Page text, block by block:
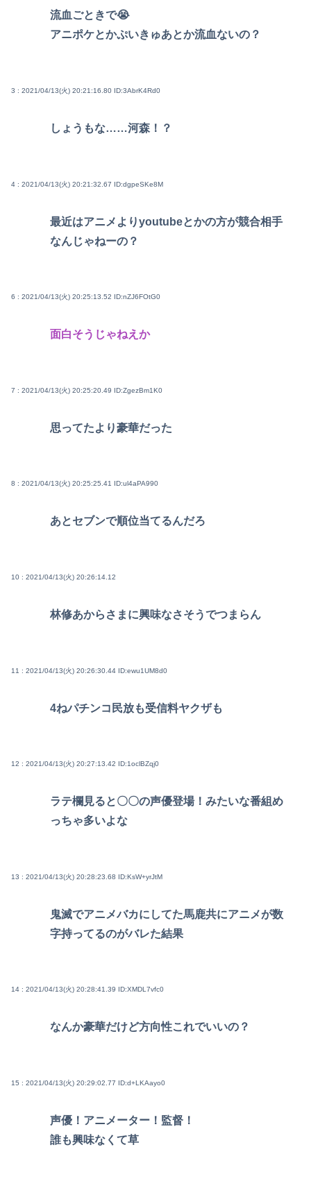
流血ごときで😭
アニポケとかぷいきゅあとか流血ないの？
3 : 2021/04/13(火) 20:21:16.80 ID:3AbrK4Rd0
しょうもな……河森！？
4 : 2021/04/13(火) 20:21:32.67 ID:dgpeSKe8M
最近はアニメよりyoutubeとかの方が競合相手
なんじゃねーの？
6 : 2021/04/13(火) 20:25:13.52 ID:nZJ6FOtG0
面白そうじゃねえか
7 : 2021/04/13(火) 20:25:20.49 ID:ZgezBm1K0
思ってたより豪華だった
8 : 2021/04/13(火) 20:25:25.41 ID:ul4aPA990
あとセブンで順位当てるんだろ
10 : 2021/04/13(火) 20:26:14.12
林修あからさまに興味なさそうでつまらん
11 : 2021/04/13(火) 20:26:30.44 ID:ewu1UM8d0
4ねパチンコ民放も受信料ヤクザも
12 : 2021/04/13(火) 20:27:13.42 ID:1oclBZqj0
ラテ欄見ると〇〇の声優登場！みたいな番組め
っちゃ多いよな
13 : 2021/04/13(火) 20:28:23.68 ID:KsW+yrJtM
鬼滅でアニメバカにしてた馬鹿共にアニメが数
字持ってるのがバレた結果
14 : 2021/04/13(火) 20:28:41.39 ID:XMDL7vfc0
なんか豪華だけど方向性これでいいの？
15 : 2021/04/13(火) 20:29:02.77 ID:d+LKAayo0
声優！アニメーター！監督！
誰も興味なくて草